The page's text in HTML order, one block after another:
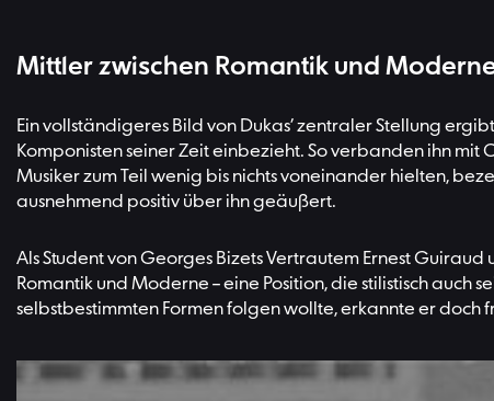
Mittler zwischen Romantik und
Ein vollständigeres Bild von Dukas’ zentraler Stellung
Komponisten seiner Zeit einbezieht. So verbanden ihn mit
Musiker zum Teil wenig bis nichts voneinander hielten,
ausnehmend positiv über ihn geäußert.
Als Student von Georges Bizets Vertrautem Ernest
Romantik und Moderne – eine Position, die stilistisch auch
selbstbestimmten Formen folgen wollte, erkannte er doch